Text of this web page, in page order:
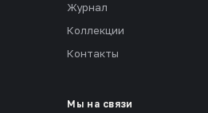
Журнал
Коллекции
Контакты
Мы на связи